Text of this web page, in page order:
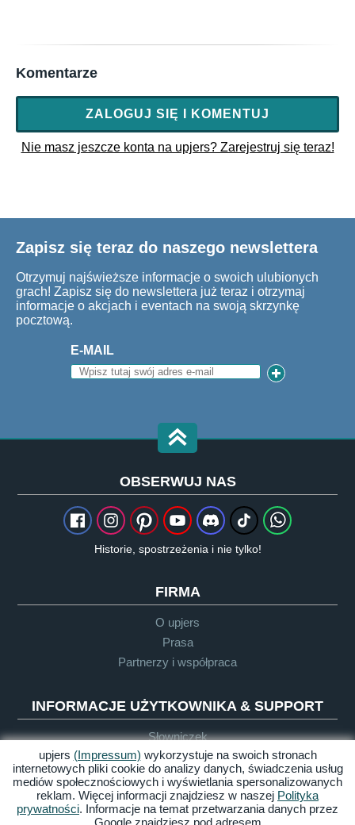
Komentarze
ZALOGUJ SIĘ I KOMENTUJ
Nie masz jeszcze konta na upjers? Zarejestruj się teraz!
Zapisz się teraz do naszego newslettera
Otrzymuj najświeższe informacje o swoich ulubionych
grach! Zapisz się do newslettera już teraz i otrzymaj
informacje o akcjach i eventach na swoją skrzynkę
pocztową.
E-MAIL
OBSERWUJ NAS
Historie, spostrzeżenia i nie tylko!
FIRMA
O upjers
Prasa
Partnerzy i współpraca
INFORMACJE UŻYTKOWNIKA & SUPPORT
Słowniczek
Wytyczne dla Let's Plays
Support
upjers (Impressum) wykorzystuje na swoich stronach
internetowych pliki cookie do analizy danych, świadczenia usług
mediów społecznościowych i wyświetlania spersonalizowanych
reklam. Więcej informacji znajdziesz w naszej Polityka
prywatności. Informacje na temat przetwarzania danych przez
Google znajdziesz pod adresem